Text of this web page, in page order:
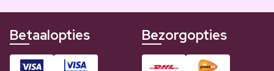
Betaalopties Bezorgopties